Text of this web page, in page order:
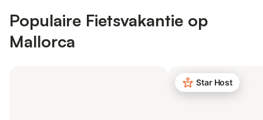
Populaire Fietsvakantie op
Mallorca
Star Host